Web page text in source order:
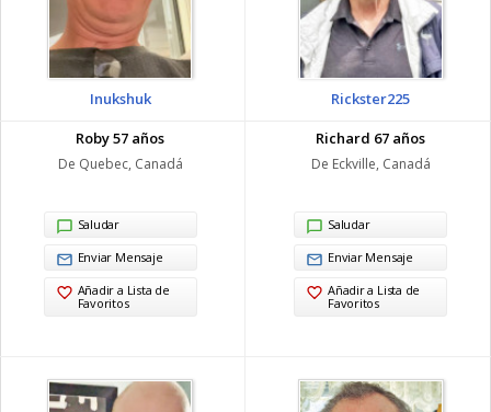
Inukshuk
Roby 57 años
De Quebec, Canadá
Saludar
Enviar Mensaje
Añadir a Lista de
Favoritos
Rickster225
Richard 67 años
De Eckville, Canadá
Saludar
Enviar Mensaje
Añadir a Lista de
Favoritos